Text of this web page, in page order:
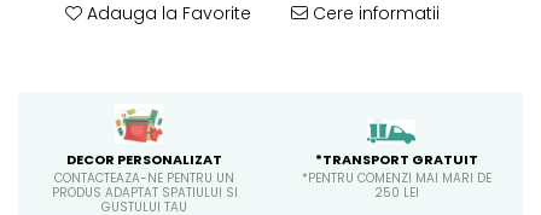
Adauga la Favorite Cere informatii
DECOR PERSONALIZAT
CONTACTEAZA-NE PENTRU UN
PRODUS ADAPTAT SPATIULUI SI
GUSTULUI TAU
*TRANSPORT GRATUIT
*PENTRU COMENZI MAI MARI DE
250 LEI